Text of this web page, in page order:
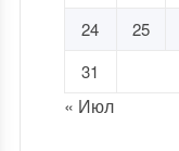
24
25
31
« Июл